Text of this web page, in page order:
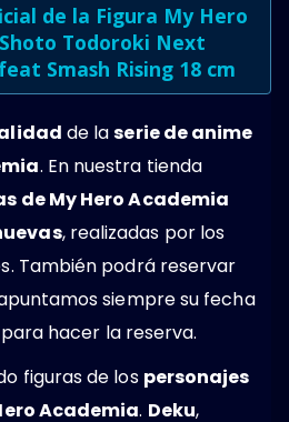
de la Figura My Hero
Todoroki Next
Smash Rising 18 cm
de laserie de anime
. En nuestra tienda
de My Hero Academia
, realizadas por los
También podrá reservar
siempre su fecha
hacer la reserva.
figuras de los personajes
Academia. Deku,